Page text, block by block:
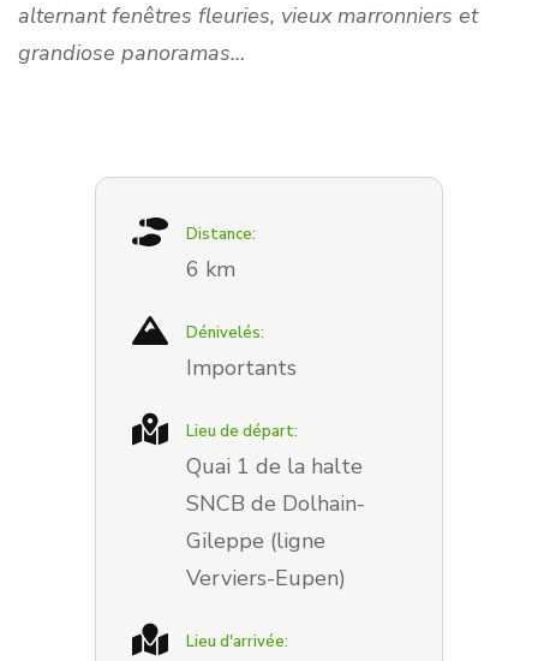
alternant fenêtres fleuries, vieux marronniers et
grandiose panoramas…
Distance:
6 km
Dénivelés:
Importants
Lieu de départ:
Quai 1 de la halte
SNCB de Dolhain-
Gileppe (ligne
Verviers-Eupen)
Lieu d'arrivée: